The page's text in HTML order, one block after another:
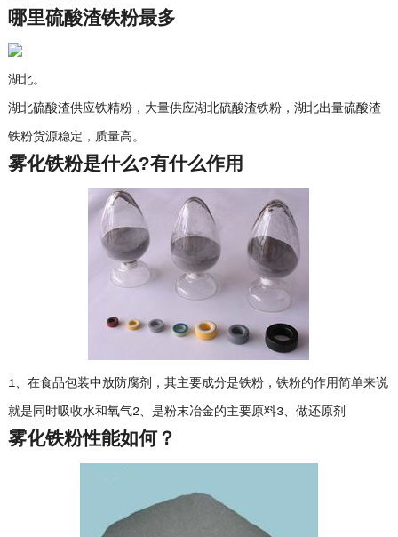
哪里硫酸渣铁粉最多
湖北。
湖北硫酸渣供应铁精粉，大量供应湖北硫酸渣铁粉，湖北出量硫酸渣
铁粉货源稳定，质量高。
雾化铁粉是什么?有什么作用
1、在食品包装中放防腐剂，其主要成分是铁粉，铁粉的作用简单来说
就是同时吸收水和氧气2、是粉末冶金的主要原料3、做还原剂
雾化铁粉性能如何？